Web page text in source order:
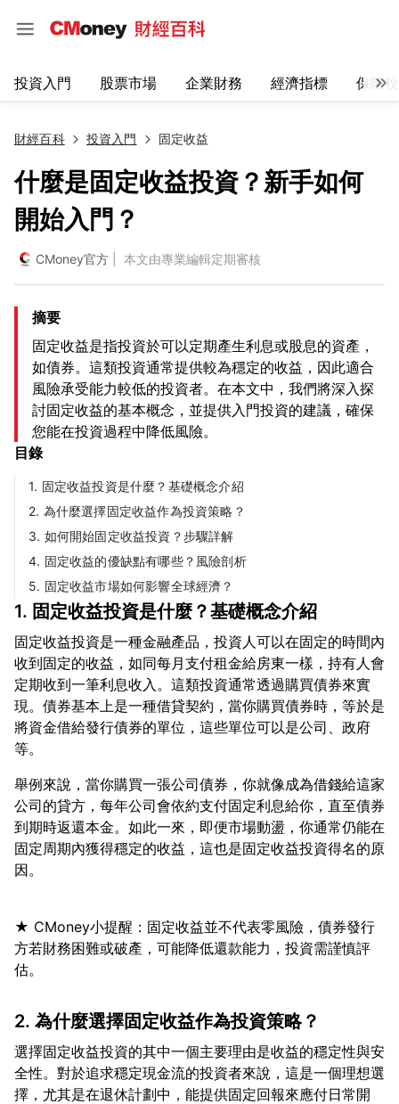
投資入門 股票市場 企業財務 經濟指標 保險
財經百科 投資入門 固定收益
什麼是固定收益投資？新手如何
開始入門？
CMoney官方 | 本文由專業編輯定期審核
摘要
固定收益是指投資於可以定期產生利息或股息的資產，
如債券。這類投資通常提供較為穩定的收益，因此適合
風險承受能力較低的投資者。在本文中，我們將深入探
討固定收益的基本概念，並提供入門投資的建議，確保
您能在投資過程中降低風險。
目錄
1. 固定收益投資是什麼？基礎概念介紹
2. 為什麼選擇固定收益作為投資策略？
3. 如何開始固定收益投資？步驟詳解
4. 固定收益的優缺點有哪些？風險剖析
5. 固定收益市場如何影響全球經濟？
1. 固定收益投資是什麼？基礎概念介紹
固定收益投資是一種金融產品，投資人可以在固定的時間內
收到固定的收益，如同每月支付租金給房東一樣，持有人會
定期收到一筆利息收入。這類投資通常透過購買債券來實
現。債券基本上是一種借貸契約，當你購買債券時，等於是
將資金借給發行債券的單位，這些單位可以是公司、政府
舉例來說，當你購買一張公司債券，你就像成為借錢給這家
公司的貸方，每年公司會依約支付固定利息給你，直至債券
到期時返還本金。如此一來，即便市場動盪，你通常仍能在
固定周期內獲得穩定的收益，這也是固定收益投資得名的原
★ CMoney小提醒：固定收益並不代表零風險，債券發行
方若財務困難或破產，可能降低還款能力，投資需謹慎評
2. 為什麼選擇固定收益作為投資策略？
選擇固定收益投資的其中一個主要理由是收益的穩定性與安
全性。對於追求穩定現金流的投資者來說，這是一個理想選
擇，尤其是在退休計劃中，能提供固定回報來應付日常開